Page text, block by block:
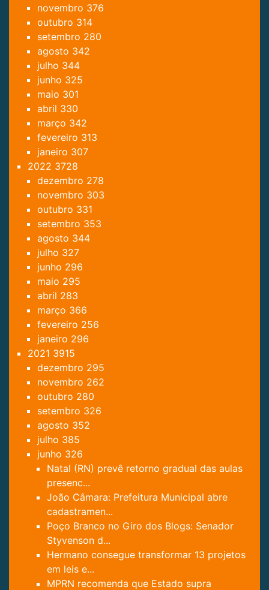
novembro 376
outubro 314
setembro 280
agosto 342
julho 344
junho 325
maio 301
abril 330
março 342
fevereiro 313
janeiro 307
2022 3728
dezembro 278
novembro 303
outubro 331
setembro 353
agosto 344
julho 327
junho 296
maio 295
abril 283
março 366
fevereiro 256
janeiro 296
2021 3915
dezembro 295
novembro 262
outubro 280
setembro 326
agosto 352
julho 385
junho 326
Natal (RN) prevê retorno gradual das aulas
presenc...
João Câmara: Prefeitura Municipal abre
cadastramen...
Poço Branco no Giro dos Blogs: Senador
Styvenson d...
Hermano consegue transformar 13 projetos
em leis e...
MPRN recomenda que Estado supra